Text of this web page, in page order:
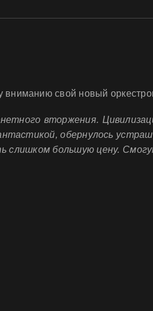
свой новый
вторжения.
обернулось
большую цену.